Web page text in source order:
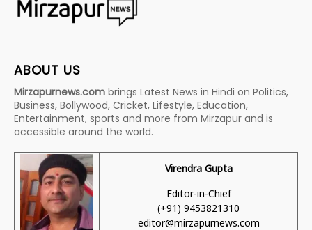
ABOUT US
Mirzapurnews.com brings Latest News in Hindi on Politics,
Business, Bollywood, Cricket, Lifestyle, Education,
Entertainment, sports and more from Mirzapur and is
accessible around the world.
Virendra Gupta
Editor-in-Chief
(+91) 9453821310
editor@mirzapurnews.com